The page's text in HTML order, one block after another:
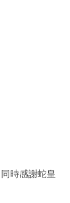
時感謝蛇皇